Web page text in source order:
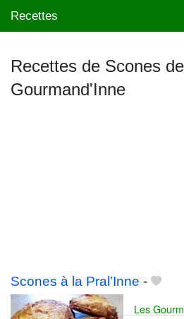
Recettes
Mes blogs préférés
Recettes de Scones
Gourmand'Inne
Scones à la Pral’Inne -
Les